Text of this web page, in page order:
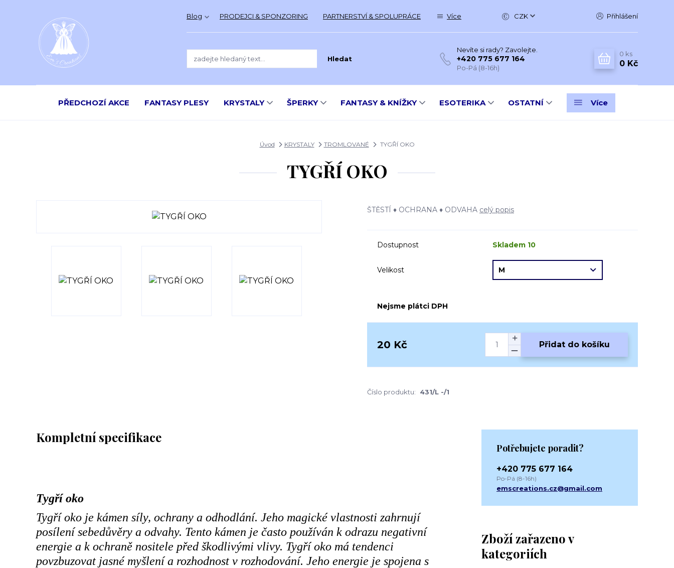
Blog PRODEJCI & SPONZORING PARTNERSTVÍ & SPOLUPRÁCE Více CZK Přihlášení
Hledat
Nevíte si rady? Zavolejte.
+420 775 677 164
Po-Pá (8-16h)
0 ks
0 Kč
PŘEDCHOZÍ AKCE FANTASY PLESY KRYSTALY ŠPERKY FANTASY & KNÍŽKY ESOTERIKA OSTATNÍ Více
Úvod KRYSTALY TROMLOVANÉ TYGŘÍ OKO
TYGŘÍ OKO
ŠTĚSTÍ ♦ OCHRANA ♦ ODVAHA celý popis
Dostupnost Skladem 10
Velikost
Nejsme plátci DPH
20 Kč Přidat do košíku
Číslo produktu: 431/L -/1
Kompletní specifikace
Tygří oko
Tygří oko je kámen síly, ochrany a odhodlání. Jeho magické vlastnosti zahrnují
posílení sebedůvěry a odvahy. Tento kámen je často používán k odrazu negativní
energie a k ochraně nositele před škodlivými vlivy. Tygří oko má tendenci
povzbuzovat jasné myšlení a rozhodnost v rozhodování. Jeho energie je spojena s
Zboží zařazeno v
kategoriích
Potřebujete poradit?
+420 775 677 164
Po-Pá (8-16h)
emscreations.cz@gmail.com